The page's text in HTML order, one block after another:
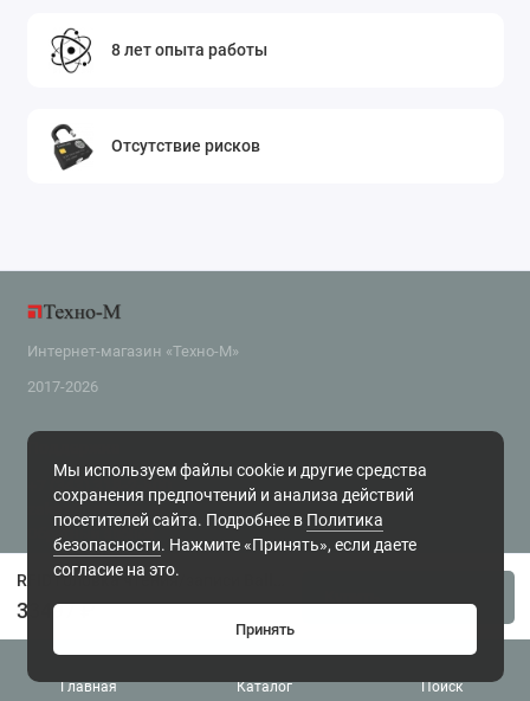
Главная Каталог Поиск
33497 ₽
8 лет опыта работы
Отсутствие рисков
Мы используем файлы cookie и другие средства
сохранения предпочтений и анализа действий
посетителей сайта. Подробнее в Политика
безопасности. Нажмите «Принять», если даете
согласие на это.
Принять
Интернет-магазин «Техно-М»
2017-2026
Поддержка
+7 (343) 318-2-800
zakaz@tehnom.ru
г. Екатеринбург, ул. Чайковского 16, офис 6 Будни, с 10.00 до 18.00